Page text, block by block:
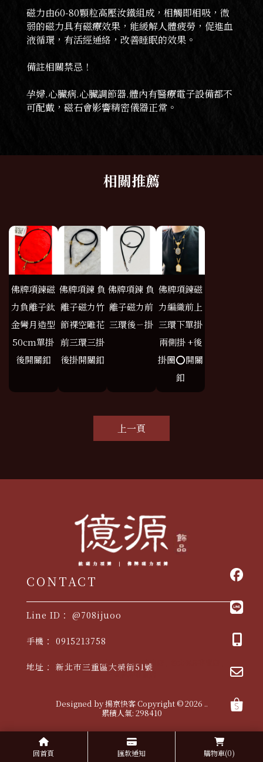
磁力由60-80顆粒高壓汝鐵組成，相觸即相吸，微
弱的磁力具有磁療效果，能緩解人體疲勞，促進血
液循環，有活經通絡，改善睡眠的效果。
備註相關禁忌！
孕婦.心臟病.心臟調節器.體內有醫療電子設備都不
可配戴，磁石會影響精密儀器正常。
佛牌項鍊磁
力負離子鈦
金彎月造型
50cm單掛
後開關釦
佛牌項鍊 負
離子磁力竹
節裸空雕花
前三環三掛
後掛開關釦
佛牌項鍊 負
離子磁力前
三環後ㄧ掛
佛牌項鍊磁
力編織前上
三環下單掛
兩側掛 +後
掛圈⭕️開關
釦
上一頁
回首頁 匯款通知 購物車(0)
@708ijuoo
0915213758
新北市三重區大榮街51號
佛牌 台北佛牌 三重佛牌 佛牌專賣店
三重佛牌專賣店
Designed by揚京快客Copyright © 2026 ..
累積人氣: 298410